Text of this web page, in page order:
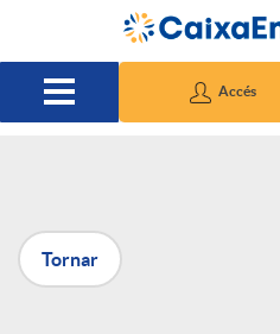
Salta al contingut principal
Accés
P
u
Tornar